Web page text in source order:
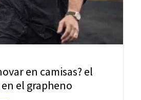
en camisas? el
el grapheno